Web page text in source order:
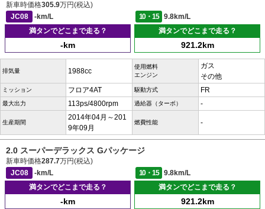
新車時価格305.9万円(税込)
JC08
-km/L 10・15
9.8km/L
満タンでどこまで走る？
-km
満タンでどこまで走る？
921.2km
排気量 1988cc
使用燃料
エンジン
ガス
その他
ミッション フロア4AT 駆動方式 FR
最大出力 113ps/4800rpm 過給器（ターボ） -
生産期間
2014年04月～201
9年09月
燃費性能 -
2.0 スーパーデラックス Gパッケージ
新車時価格287.7万円(税込)
JC08
-km/L 10・15
9.8km/L
満タンでどこまで走る？
-km
満タンでどこまで走る？
921.2km